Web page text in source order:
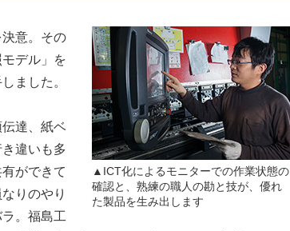
▲ICT化によるモニターでの作業状態の
確認と、熟練の職人の勘と技が、優れ
た製品を生み出します
意。その
デル」を
ました。
達、紙ベ
違いも多
ができて
りのやり
。福島工